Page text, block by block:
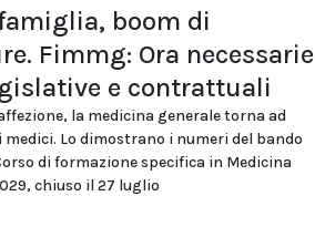
boom di
Fimmg: Ora necessarie
e contrattuali
la medicina generale torna ad
Lo dimostrano i numeri del bando
di formazione specifica in Medicina
chiuso il 27 luglio